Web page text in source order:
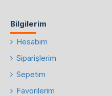
Bilgilerim
Hesabım
Siparişlerim
Sepetim
Favorilerim